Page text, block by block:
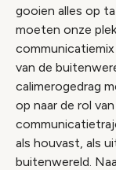
gooien alles op
moeten onze
van de
calimerogedrag
op naar de rol
als houvast, als
buitenwereld.